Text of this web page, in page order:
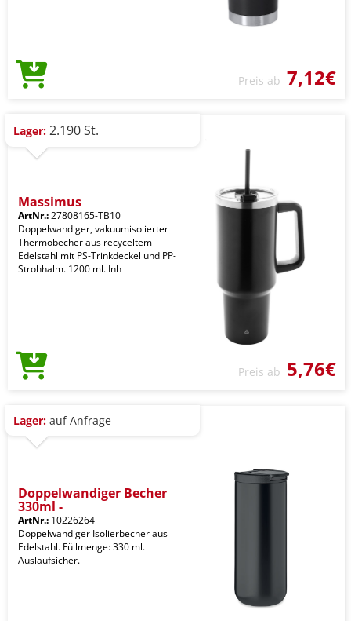
Preis ab 7,12€
Lager: 2.190 St.
Massimus
ArtNr.:27808165-TB10
Doppelwandiger, vakuumisolierter
Thermobecher aus recyceltem
Edelstahl mit PS-Trinkdeckel und PP-
Strohhalm. 1200 ml. Inh
Preis ab 5,76€
Lager: auf Anfrage
Doppelwandiger Becher
330ml -
ArtNr.: 10226264
Doppelwandiger Isolierbecher aus
Edelstahl. Füllmenge: 330 ml.
Auslaufsicher.